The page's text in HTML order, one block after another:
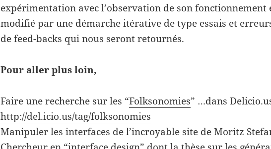
expérimentation avec l’observation de son fonctionnement
modifié par une démarche itérative de type essais et
de feed-backs qui nous seront retournés.
Pour aller plus loin,
Faire une recherche sur les “Folksonomies” …dans
http://del.icio.us/tag/folksonomies
Manipuler les interfaces de l’incroyable site de Moritz